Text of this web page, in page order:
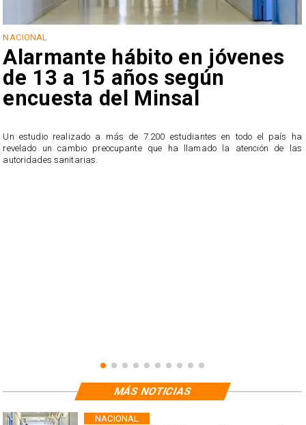
NACIONAL
Alarmante hábito en jóvenes
de 13 a 15 años según
encuesta del Minsal
Un estudio realizado a más de 7.200 estudiantes en todo el país ha
revelado un cambio preocupante que ha llamado la atención de las
autoridades sanitarias.
NACIONAL
MÁS NOTICIAS